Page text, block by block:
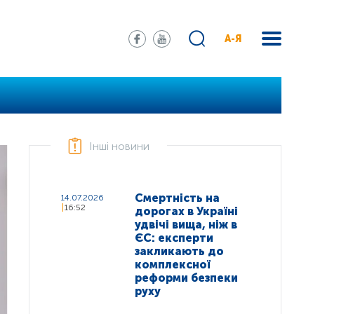
А-Я
Інші новини
14.07.2026
16:52
Смертність на
дорогах в Україні
удвічі вища, ніж в
ЄС: експерти
закликають до
комплексної
реформи безпеки
руху